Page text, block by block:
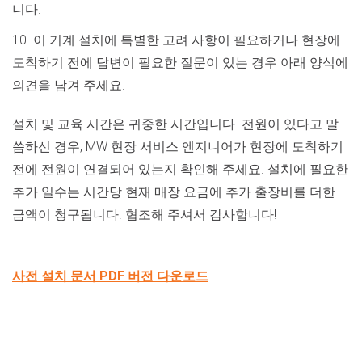
니다.
10. 이 기계 설치에 특별한 고려 사항이 필요하거나 현장에
도착하기 전에 답변이 필요한 질문이 있는 경우 아래 양식에
의견을 남겨 주세요.
설치 및 교육 시간은 귀중한 시간입니다. 전원이 있다고 말
씀하신 경우, MW 현장 서비스 엔지니어가 현장에 도착하기
전에 전원이 연결되어 있는지 확인해 주세요. 설치에 필요한
추가 일수는 시간당 현재 매장 요금에 추가 출장비를 더한
금액이 청구됩니다. 협조해 주셔서 감사합니다!
사전 설치 문서 PDF 버전 다운로드